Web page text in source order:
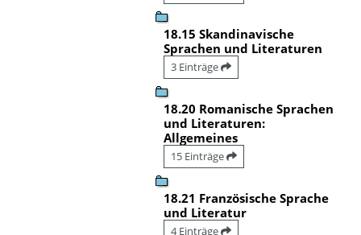
18.15 Skandinavische
Sprachen und Literaturen
3 Einträge
18.20 Romanische Sprachen
und Literaturen:
Allgemeines
15 Einträge
18.21 Französische Sprache
und Literatur
4 Einträge